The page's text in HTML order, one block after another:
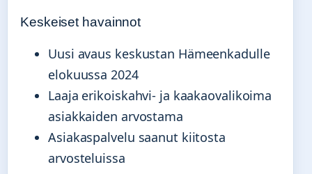
Keskeiset havainnot
Uusi avaus keskustan Hämeenkadulle
elokuussa 2024
Laaja erikoiskahvi- ja kaakaovalikoima
asiakkaiden arvostama
Asiakaspalvelu saanut kiitosta
arvosteluissa